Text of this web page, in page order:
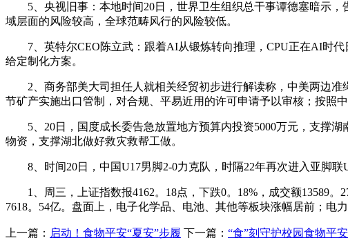
5、央视旧事：本地时间20日，世界卫生组织总干事谭德塞暗示，
域层面的风险较高，全球范畴风行的风险较低。
7、英特尔CEO陈立武：跟着AI从锻炼转向推理，CPU正在AI时代
给定制化方案。
2、商务部美大司担任人就相关经贸初步进行解读称，中美两边准
节矿产实施出口管制，对合规、平易近用的许可申请予以审核；按照
5、20日，国度成长委告急放置地方预算内投资5000万元，支撑湖
物资，支撑湖北做好救灾救帮工做。
8、时间20日，中国U17男脚2-0力克队，时隔22年再次进入亚脚联
1、周三，上证指数报4162。18点，下跌0。18%，成交额13589。
7618。54亿。盘面上，电子化学品、电池、其他等板块涨幅居前；电
上一篇： 启动！食物平安“夏安”步履 下一篇： “食”刻守护校园食物平安